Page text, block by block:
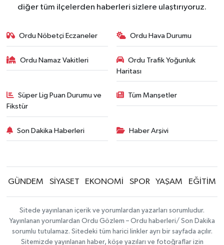
diğer tüm ilçelerden haberleri sizlere ulaştırıyoruz.
Ordu Nöbetçi Eczaneler Ordu Hava Durumu
Ordu Namaz Vakitleri
Ordu Trafik Yoğunluk
Haritası
Süper Lig Puan Durumu ve
Fikstür
Tüm Manşetler
Son Dakika Haberleri Haber Arşivi
GÜNDEM SİYASET EKONOMİ SPOR YAŞAM EĞİTİM
Sitede yayınlanan içerik ve yorumlardan yazarları sorumludur.
Yayınlanan yorumlardan Ordu Gözlem – Ordu haberleri/ Son Dakika
sorumlu tutulamaz. Sitedeki tüm harici linkler ayrı bir sayfada açılır.
Sitemizde yayınlanan haber, köşe yazıları ve fotoğraflar izin